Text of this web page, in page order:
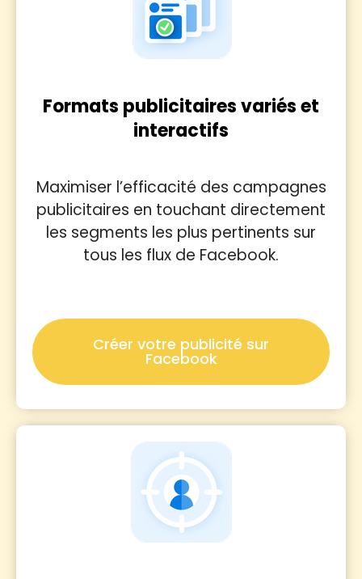
Formats publicitaires variés et
interactifs
Maximiser l’efficacité des campagnes
publicitaires en touchant directement
les segments les plus pertinents sur
tous les flux de Facebook.
Créer votre publicité sur
Facebook